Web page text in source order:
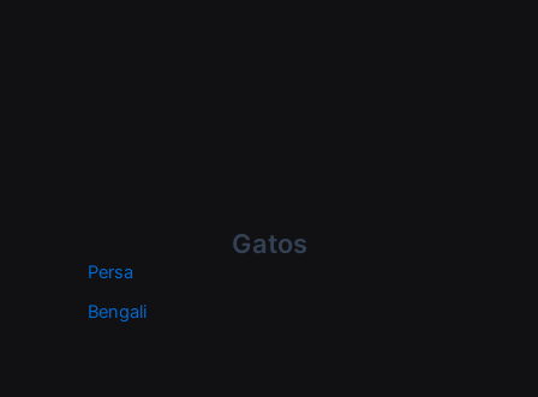
Gatos
Persa
Bengali